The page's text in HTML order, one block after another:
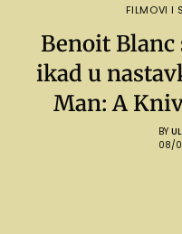
FILMOVI I
Benoit Blanc
ikad u
Man: A
BY
08/